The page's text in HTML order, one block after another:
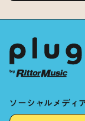
ソーシャルメディ